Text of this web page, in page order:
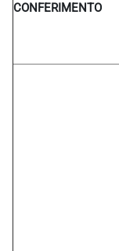
CONFERIMENTO